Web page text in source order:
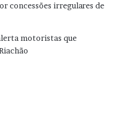
concessões irregulares de
motoristas que